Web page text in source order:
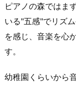
ピアノの森ではま
いる"五感"でリズ
を感じ、音楽を心
す。
幼稚園くらいから